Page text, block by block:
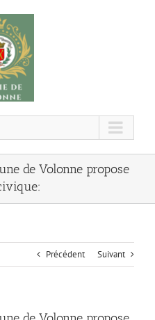
de Volonne propose
Précédent Suivant